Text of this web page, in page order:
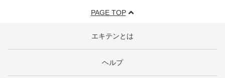
PAGE TOP
エキテンとは
ヘルプ